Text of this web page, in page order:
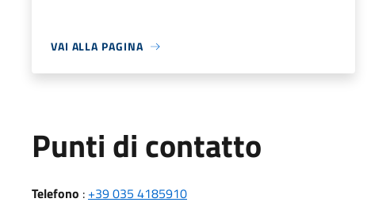
VAI ALLA PAGINA
Punti di contatto
Telefono : +39 035 4185910